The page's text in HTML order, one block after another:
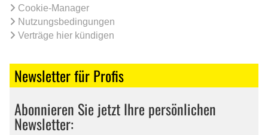
Cookie-Manager
Nutzungsbedingungen
Verträge hier kündigen
Newsletter für Profis
Abonnieren Sie jetzt Ihre persönlichen
Newsletter: